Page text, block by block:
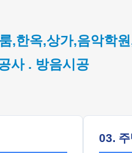
,한옥,상가,음악학
사 . 방음시공
03.